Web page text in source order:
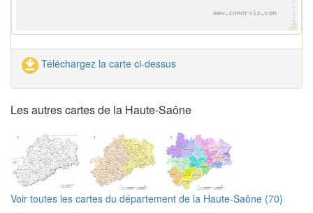
Téléchargez la carte ci-dessus
Les autres cartes de la Haute-Saône
Voir toutes les cartes du département de la Haute-Saône (70)